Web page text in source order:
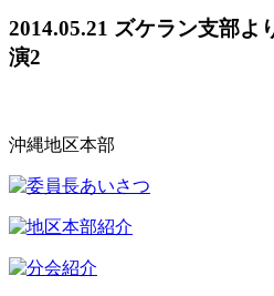
2014.05.21 ズケラン支部よ
演2
沖縄地区本部